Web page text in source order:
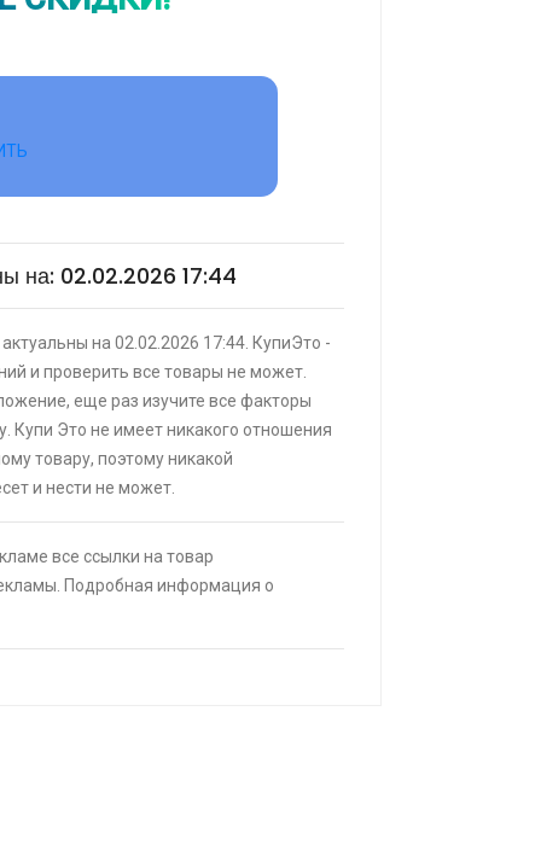
КУПИТЬ
кровать buyson 200х160 со
25% трат , если оплачивать
КУПИТЬ
при оплате платежной
скидка 4320₽,
на: 02.02.2026 17:44
на 02.02.2026 17:44. КупиЭто -
и проверить все товары не может.
еще раз изучите все факторы
Купи Это не имеет никакого отношения
товару, поэтому никакой
и нести не может.
все ссылки на товар
Подробная информация о